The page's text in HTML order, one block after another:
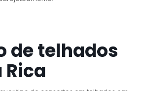
de telhados
Rica